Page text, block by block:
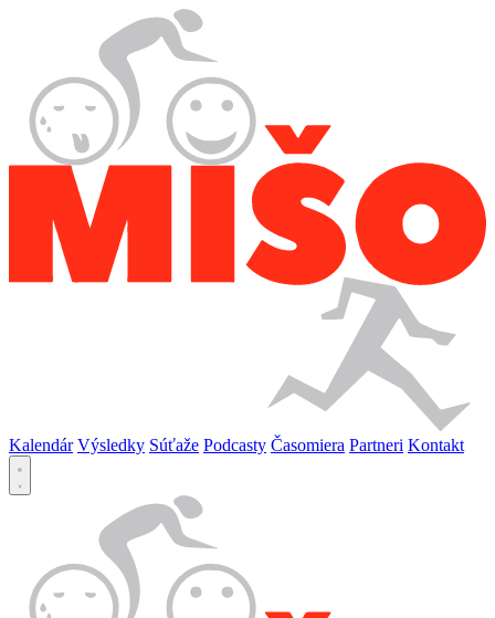
Kalendár Výsledky Súťaže Podcasty Časomiera Partneri Kontakt